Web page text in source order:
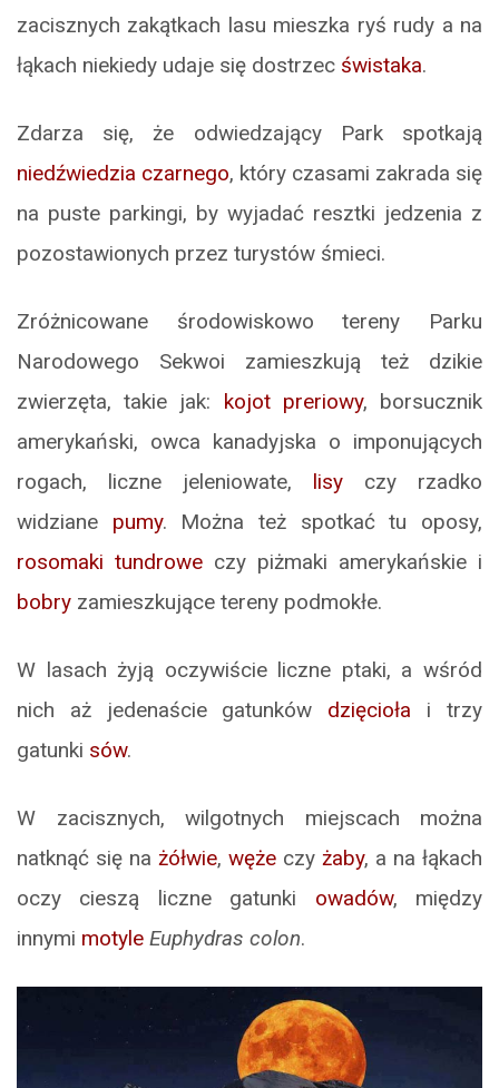
zacisznych zakątkach lasu mieszka ryś rudy a na
łąkach niekiedy udaje się dostrzec świstaka.
Zdarza się, że odwiedzający Park spotkają
niedźwiedzia czarnego, który czasami zakrada się
na puste parkingi, by wyjadać resztki jedzenia z
pozostawionych przez turystów śmieci.
Zróżnicowane środowiskowo tereny Parku
Narodowego Sekwoi zamieszkują też dzikie
zwierzęta, takie jak: kojot preriowy, borsucznik
amerykański, owca kanadyjska o imponujących
rogach, liczne jeleniowate, lisy czy rzadko
widziane pumy. Można też spotkać tu oposy,
rosomaki tundrowe czy piżmaki amerykańskie i
bobry zamieszkujące tereny podmokłe.
W lasach żyją oczywiście liczne ptaki, a wśród
nich aż jedenaście gatunków dzięcioła i trzy
gatunki sów.
W zacisznych, wilgotnych miejscach można
natknąć się na żółwie, węże czy żaby, a na łąkach
oczy cieszą liczne gatunki owadów, między
innymi motyle Euphydras colon.